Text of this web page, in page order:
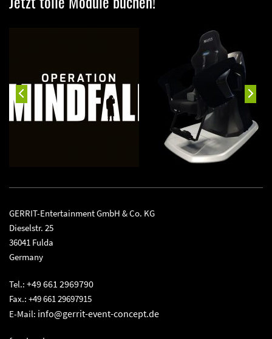
GERRIT-Entertainment GmbH & Co. KG
Dieselstr. 25
36041 Fulda
Germany
Tel.: +49 661 2969790
Fax.: +49 661 29697915
E-Mail: info@gerrit-event-concept.de